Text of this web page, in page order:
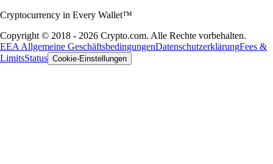
Cryptocurrency in Every Wallet™
Copyright © 2018 - 2026 Crypto.com. Alle Rechte vorbehalten.
EEA Allgemeine GeschäftsbedingungenDatenschutzerklärungFees &
LimitsStatus Cookie-Einstellungen